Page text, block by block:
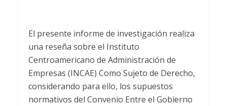
El presente informe de investigación realiza
una reseña sobre el Instituto
Centroamericano de Administración de
Empresas (INCAE) Como Sujeto de Derecho,
considerando para ello, los supuestos
normativos del Convenio Entre el Gobierno